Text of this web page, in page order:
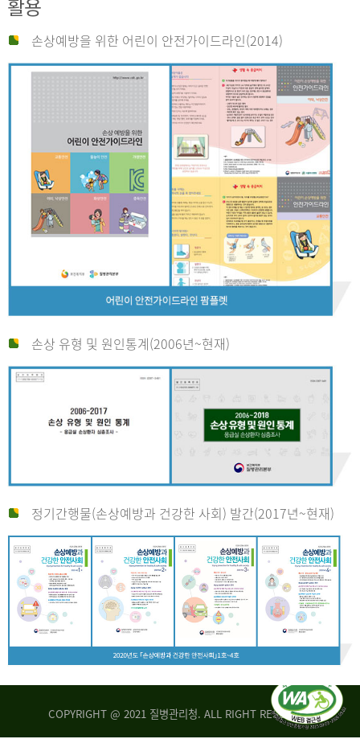
활용
손상예방을 위한 어린이 안전가이드라인(2014)
손상 유형 및 원인통계(2006년~현재)
정기간행물(손상예방과 건강한 사회) 발간(2017년~현재)
COPYRIGHT @ 2021 질병관리청. ALL RIGHT RESERVED